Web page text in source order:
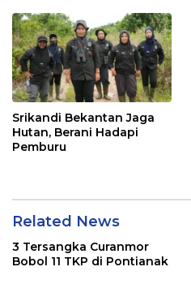
Srikandi Bekantan Jaga
Hutan, Berani Hadapi
Pemburu
Related News
3 Tersangka Curanmor
Bobol 11 TKP di Pontianak